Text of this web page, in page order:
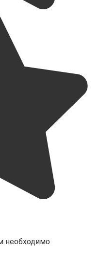
необходимо